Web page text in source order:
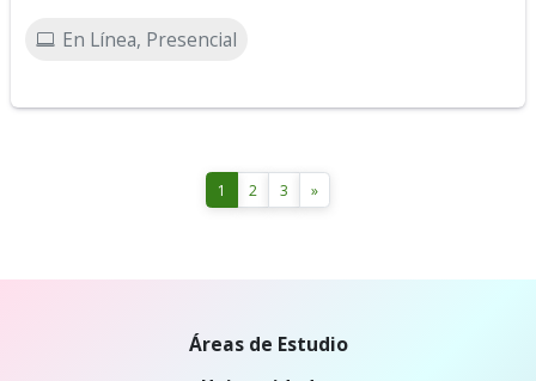
En Línea, Presencial
1 2 3 »
Áreas de Estudio